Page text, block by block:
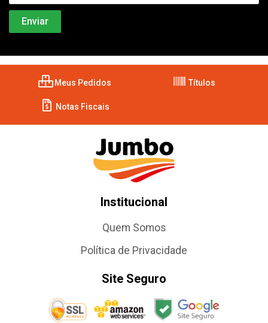
Meus Pedidos Títulos
Notas Fiscais
Institucional
Quem Somos
Política de Privacidade
Site Seguro